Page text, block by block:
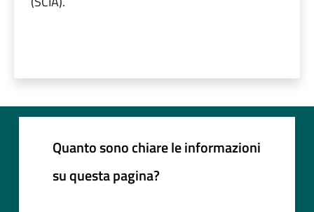
Quanto sono chiare le informazioni
su questa pagina?